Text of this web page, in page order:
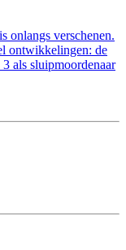
onlangs verschenen.
ontwikkelingen: de
als sluipmoordenaar